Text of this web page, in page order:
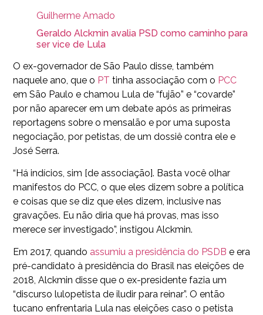
Guilherme Amado
Geraldo Alckmin avalia PSD como caminho para
ser vice de Lula
O ex-governador de São Paulo disse, também
naquele ano, que o PT tinha associação com o PCC
em São Paulo e chamou Lula de “fujão” e “covarde”
por não aparecer em um debate após as primeiras
reportagens sobre o mensalão e por uma suposta
negociação, por petistas, de um dossiê contra ele e
José Serra.
“Há indícios, sim [de associação]. Basta você olhar
manifestos do PCC, o que eles dizem sobre a política
e coisas que se diz que eles dizem, inclusive nas
gravações. Eu não diria que há provas, mas isso
merece ser investigado”, instigou Alckmin.
Em 2017, quando assumiu a presidência do PSDB e era
pré-candidato à presidência do Brasil nas eleições de
2018, Alckmin disse que o ex-presidente fazia um
“discurso lulopetista de iludir para reinar”. O então
tucano enfrentaria Lula nas eleições caso o petista